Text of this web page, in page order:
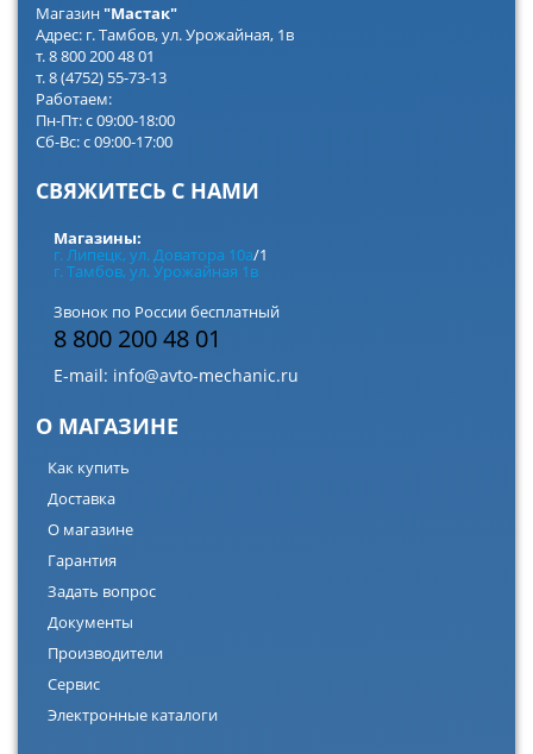
Магазин"Мастак"
Адрес: г. Тамбов, ул. Урожайная, 1в
т. 8 800 200 48 01
т. 8 (4752) 55-73-13
Работаем:
Пн-Пт: с 09:00-18:00
Сб-Вс: с 09:00-17:00
СВЯЖИТЕСЬ С НАМИ
Магазины:
г. Липецк, ул. Доватора 10а/1
г. Тамбов, ул. Урожайная 1в
Звонок по России бесплатный
8 800 200 48 01
E-mail: info@avto-mechanic.ru
О МАГАЗИНЕ
Как купить
Доставка
О магазине
Гарантия
Задать вопрос
Документы
Производители
Сервис
Электронные каталоги